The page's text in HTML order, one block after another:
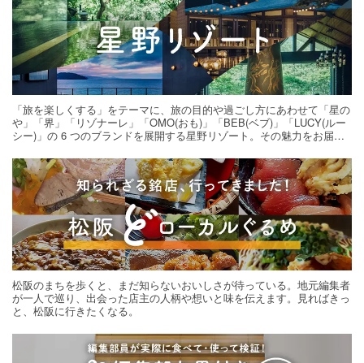
「旅を楽しくする」をテーマに、旅の目的や過ごし方にあわせて「星の
や」「界」「リゾナーレ」「OMO(おも)」「BEB(ベブ)」「LUCY(ルー
シー)」の 6 つのブランドを展開する星野リゾート。その魅力をお届け
松阪のまちを歩くと、まだ知らないおいしさが待っている。地元編集者
が一人で巡り、出会った店主の人柄や想いと味を伝えます。見ればきっ
と、松阪に行きたくなる。